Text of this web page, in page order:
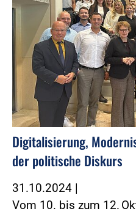
Digitalisierung,
der politische Diskurs
31.10.2024 |
Vom 10. bis zum 12.